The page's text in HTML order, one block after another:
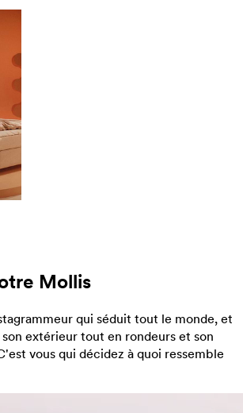
Mollis
qui séduit tout le monde, et
extérieur tout en rondeurs et son
vous qui décidez à quoi ressemble